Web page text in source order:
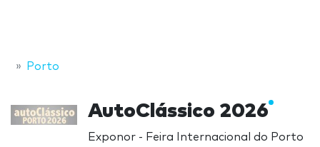
Porto
AutoClássico 2026
Exponor - Feira Internacional do Porto